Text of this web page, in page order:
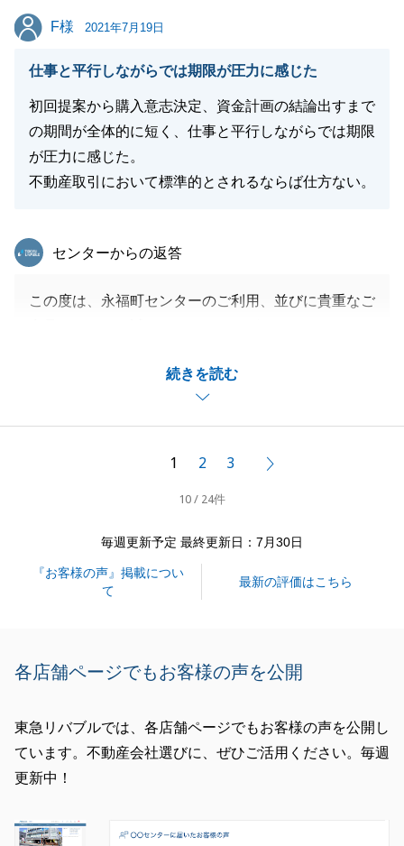
いつでもお気軽にご連絡ください。
よろしくお願いいたします。
閉じる
F様
F様 2021年7月19日
仕事と平行しながらでは期限が圧力に感じた
初回提案から購入意志決定、資金計画の結論出すまで
の期間が全体的に短く、仕事と平行しながらでは期限
が圧力に感じた。
不動産取引において標準的とされるならば仕方ない。
続きを読む
東急リバブル
センターからの返答
この度は、永福町センターのご利用、並びに貴重なご
ございませんでした。
ご指摘いただいたことを真摯に受け止め、今後の営業
活動に活かしていきたいと思います。
1 2 3
10 / 24件
毎週更新予定 最終更新日：7月30日
『お客様の声』掲載につい
て
最新の評価はこちら
各店舗ページでもお客様の声を公開
東急リバブルでは、各店舗ページでもお客様の声を公開し
ています。不動産会社選びに、ぜひご活用ください。毎週
更新中！